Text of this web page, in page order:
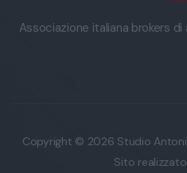
Associazione italiana brokers
Copyright © 2026 Studio
Sito